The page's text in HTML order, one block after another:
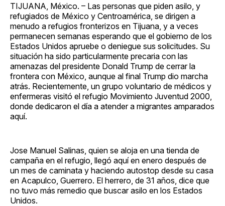
TIJUANA, México. – Las personas que piden asilo, y
refugiados de México y Centroamérica, se dirigen a
menudo a refugios fronterizos en Tijuana, y a veces
permanecen semanas esperando que el gobierno de los
Estados Unidos apruebe o deniegue sus solicitudes. Su
situación ha sido particularmente precaria con las
amenazas del presidente Donald Trump de cerrar la
frontera con México, aunque al final Trump dio marcha
atrás. Recientemente, un grupo voluntario de médicos y
enfermeras visitó el refugio Movimiento Juventud 2000,
donde dedicaron el día a atender a migrantes amparados
aquí.
Jose Manuel Salinas, quien se aloja en una tienda de
campaña en el refugio, llegó aquí en enero después de
un mes de caminata y haciendo autostop desde su casa
en Acapulco, Guerrero. El herrero, de 31 años, dice que
no tuvo más remedio que buscar asilo en los Estados
Unidos.